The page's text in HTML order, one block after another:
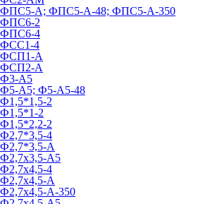
ФПС5-А; ФПС5-А-48; ФПС5-А-350
ФПС6-2
ФПС6-4
ФСС1-4
ФСП1-А
ФСП2-А
Ф3-А5
Ф5-А5; Ф5-А5-48
Ф1,5*1,5-2
Ф1,5*1-2
Ф1,5*2,2-2
Ф2,7*3,5-4
Ф2,7*3,5-А
Ф2,7х3,5-А5
Ф2,7х4,5-4
Ф2,7х4,5-А
Ф2,7х4,5-А-350